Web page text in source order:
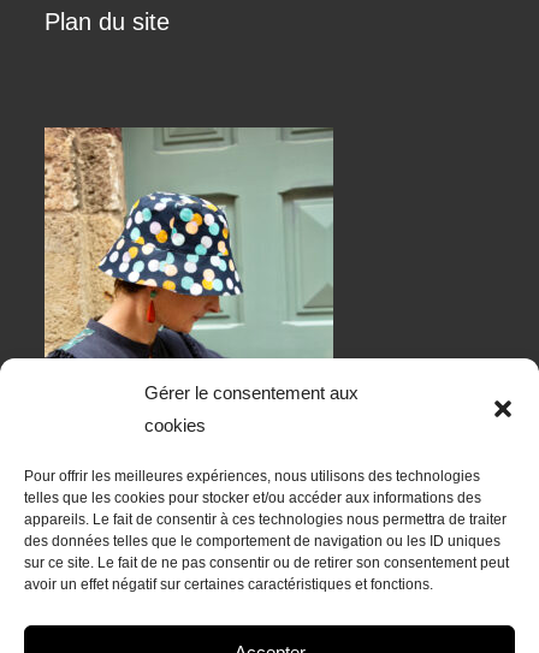
Gérer le consentement aux
cookies
Pour offrir les meilleures expériences, nous utilisons des technologies
telles que les cookies pour stocker et/ou accéder aux informations des
appareils. Le fait de consentir à ces technologies nous permettra de traiter
des données telles que le comportement de navigation ou les ID uniques
sur ce site. Le fait de ne pas consentir ou de retirer son consentement peut
avoir un effet négatif sur certaines caractéristiques et fonctions.
Plan du site
RESTONS EN CONTACT